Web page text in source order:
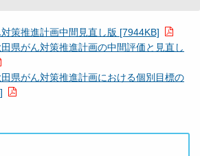
策推進計画中間見直し版 [7944KB]
田県がん対策推進計画の中間評価と見直し
田県がん対策推進計画における個別目標の